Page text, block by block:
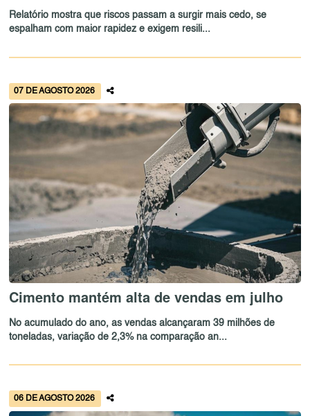
Relatório mostra que riscos passam a surgir mais cedo, se
espalham com maior rapidez e exigem resili...
07 DE AGOSTO 2026
Cimento mantém alta de vendas em julho
No acumulado do ano, as vendas alcançaram 39 milhões de
toneladas, variação de 2,3% na comparação an...
06 DE AGOSTO 2026